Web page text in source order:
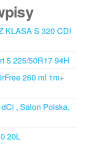
KLASA S 320 CDI
5 225/50R17 94H
260 ml 1m+
, Salon Polska,
20L